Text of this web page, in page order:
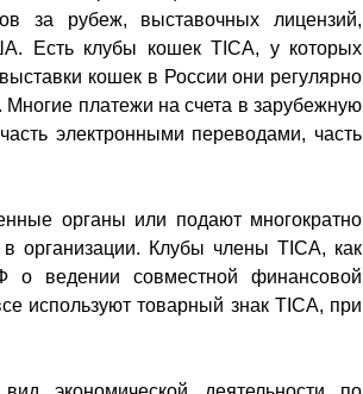
за рубеж, выставочных лицензий,
Есть клубы кошек TICA, у которых
кошек в России они регулярно
Многие платежи на счета в зарубежную
электронными переводами, часть
органы или подают многократно
в организации. Клубы члены TICA, как
ведении совместной финансовой
используют товарный знак TICA, при